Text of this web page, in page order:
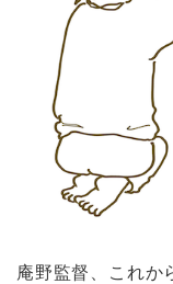
庵野監督、これか